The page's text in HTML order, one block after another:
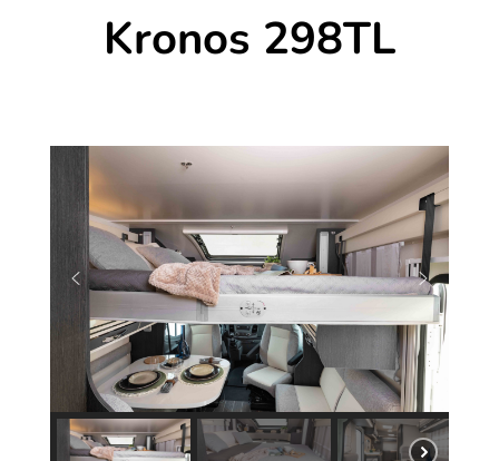
Kronos 298TL